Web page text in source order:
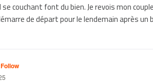
couchant font du bien. Je revois mon
de départ pour le lendemain après un